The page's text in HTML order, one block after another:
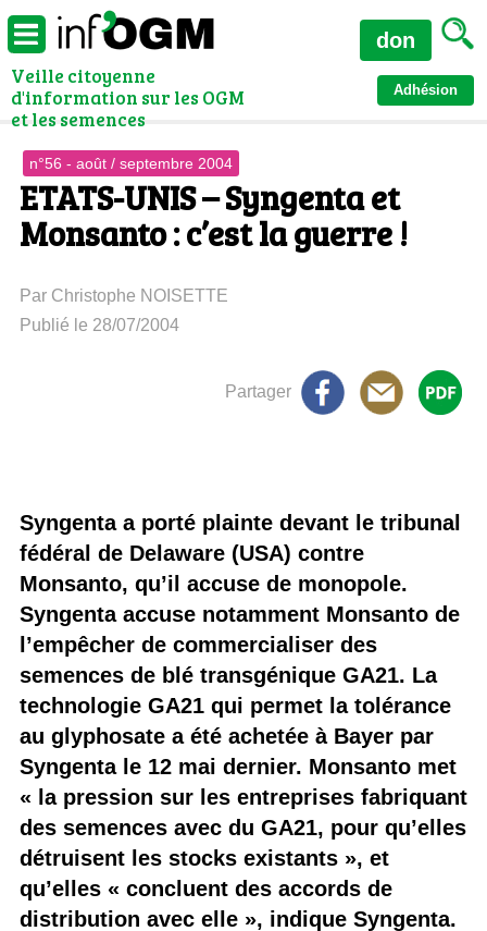
Veille citoyenne
d'information sur les OGM
et les semences
Adhésion
don
n°56 - août / septembre 2004
ETATS-UNIS – Syngenta et
Monsanto : c’est la guerre !
Par Christophe NOISETTE
Publié le 28/07/2004
Partager
Syngenta a porté plainte devant le tribunal
fédéral de Delaware (USA) contre
Monsanto, qu’il accuse de monopole.
Syngenta accuse notamment Monsanto de
l’empêcher de commercialiser des
semences de blé transgénique GA21. La
technologie GA21 qui permet la tolérance
au glyphosate a été achetée à Bayer par
Syngenta le 12 mai dernier. Monsanto met
« la pression sur les entreprises fabriquant
des semences avec du GA21, pour qu’elles
détruisent les stocks existants », et
qu’elles « concluent des accords de
distribution avec elle », indique Syngenta.